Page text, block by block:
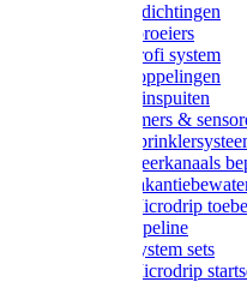
Gardena afdichtingen
Gardena sproeiers
Gardena Profi system
Gardena koppelingen
Gardena tuinspuiten
Gardena timers &
Gardena
Gardena meerkanaals
Gardena
Gardena Microdrip
Gardena Pipeline
Gardena System sets
Gardena Microdrip